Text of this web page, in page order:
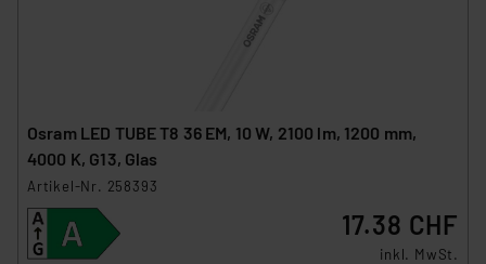
Osram LED TUBE T8 36 EM, 10 W, 2100 lm, 1200 mm,
4000 K, G13, Glas
Artikel-Nr. 258393
17.38 CHF
inkl. MwSt.